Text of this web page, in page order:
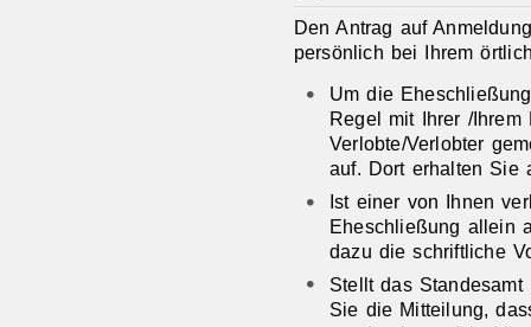
Den Antrag auf
persönlich bei Ihrem
Um die
Regel mit Ihrer /Ihrem
Verlobte/Verlobter
auf. Dort erhalten Sie
Ist einer von Ihnen
Eheschließung allein
dazu die schriftliche
Stellt das
Sie die Mitteilung,